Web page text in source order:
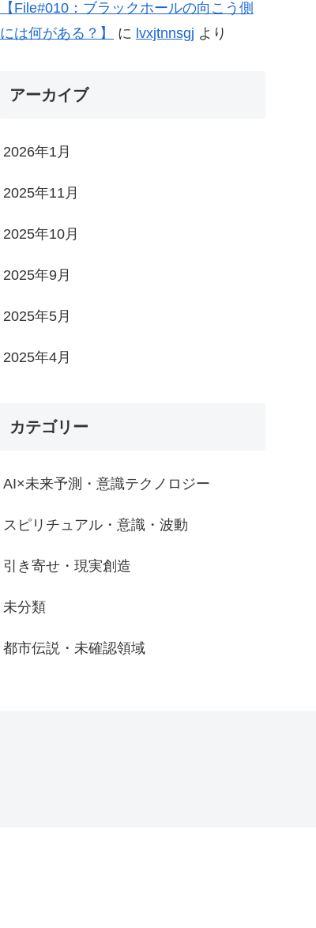
【File#010：ブラックホールの向こう側
には何がある？】
に lvxjtnnsgj より
アーカイブ
2026年1月
2025年11月
2025年10月
2025年9月
2025年5月
2025年4月
カテゴリー
AI×未来予測・意識テクノロジー
スピリチュアル・意識・波動
引き寄せ・現実創造
未分類
都市伝説・未確認領域